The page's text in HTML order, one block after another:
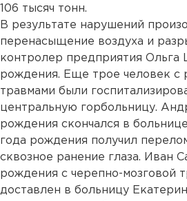
106 тысяч тонн.
В результате нарушений
перенасыщение воздуха и
контролер предприятия Ольга
рождения. Еще трое человек с
травмами были
центральную горбольницу.
рождения скончался в
года рождения получил
сквозное ранение глаза. Иван
рождения с черепно-мозговой
доставлен в больницу